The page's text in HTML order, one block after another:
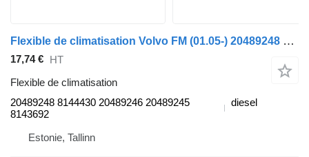
Flexible de climatisation Volvo FM (01.05-) 20489248 pour tracteur routier Volvo FM7-FM12, FM, FMX (1998-2014)
17,74 € HT
Flexible de climatisation
20489248 8144430 20489246 20489245
8143692
diesel
Estonie, Tallinn